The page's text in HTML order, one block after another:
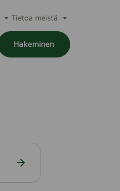
alavalikko
Tietoa meistä
alavalikko
Hakeminen